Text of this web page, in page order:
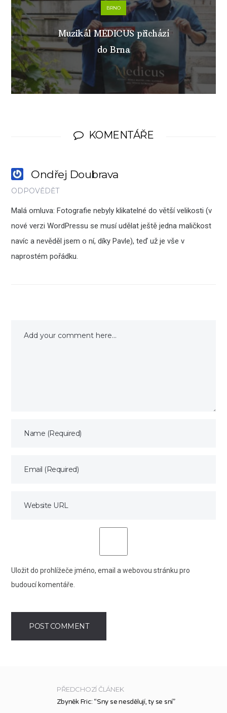
BRNO
Muzikál MEDICUS přichází
do Brna
KOMENTÁŘE
Ondřej Doubrava
ODPOVĚDĚT
Malá omluva: Fotografie nebyly klikatelné do větší velikosti (v
nové verzi WordPressu se musí udělat ještě jedna maličkost
navíc a nevěděl jsem o ní, díky Pavle), teď už je vše v
naprostém pořádku.
Uložit do prohlížeče jméno, email a webovou stránku pro
budoucí komentáře.
PŘEDCHOZÍ ČLÁNEK
Zbyněk Fric: “Sny se nesdělují, ty se sní”